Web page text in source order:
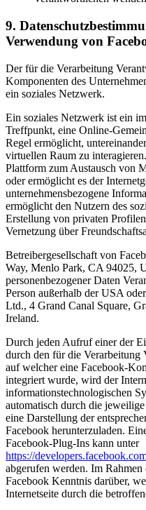
9.
Verwendung von
Der für die Verarbeitung
Komponenten des
ein soziales Netzwerk.
Ein soziales Netzwerk ist ein
Treffpunkt, eine Online-
Regel ermöglicht,
virtuellen Raum zu
Plattform zum Austausch von
oder ermöglicht es der
unternehmensbezogene
ermöglicht den Nutzern des
Erstellung von privaten
Vernetzung über
Betreibergesellschaft von
Way, Menlo Park, CA 94025,
personenbezogener Daten
Person außerhalb der USA
Ltd., 4 Grand Canal Square,
Ireland.
Durch jeden Aufruf einer der
durch den für die
auf welcher eine Facebook-
integriert wurde, wird der
informationstechnologischen
automatisch durch die
eine Darstellung der
Facebook herunterzuladen.
Facebook-Plug-Ins kann unter
https://
abgerufen werden. Im Rahmen
Facebook Kenntnis darüber,
Internetseite durch die